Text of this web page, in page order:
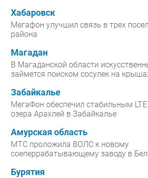
Хабаровск
Мегафон улучшил связь в трех
района
Магадан
В Магаданской области
займется поиском сосулек на
Забайкалье
МегаФон обеспечил стабильным
озера Арахлей в Забайкалье
Амурская область
МТС проложила ВОЛС к новому
соеперрабатывающему заводу в
Бурятия